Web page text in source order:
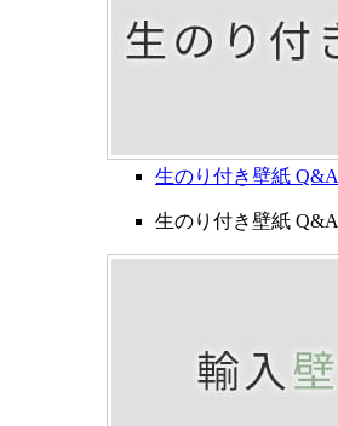
生のり付き壁紙 Q&A
生のり付き壁紙 Q&A